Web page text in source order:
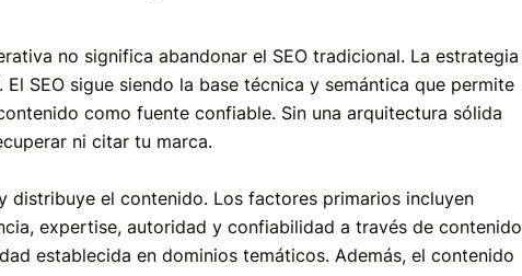
no significa abandonar el SEO tradicional. La estrategia
El SEO sigue siendo la base técnica y semántica que permite
como fuente confiable. Sin una arquitectura sólida
ni citar tu marca.
distribuye el contenido. Los factores primarios incluyen
expertise, autoridad y confiabilidad a través de contenido
establecida en dominios temáticos. Además, el contenido